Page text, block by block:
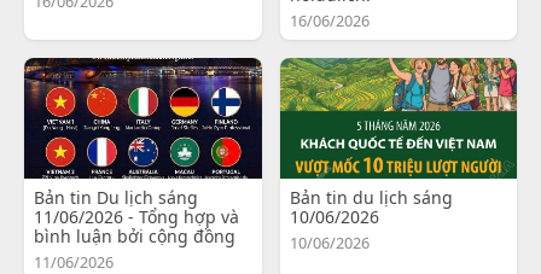
16/06/2026
Bản tin Du lịch sáng
11/06/2026 - Tổng hợp và
bình luận bởi cộng đồng
11/06/2026
Bản tin du lịch sáng
10/06/2026
10/06/2026